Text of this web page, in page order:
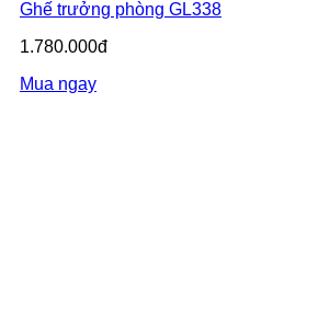
Ghế trưởng phòng GL338
1.780.000đ
Mua ngay